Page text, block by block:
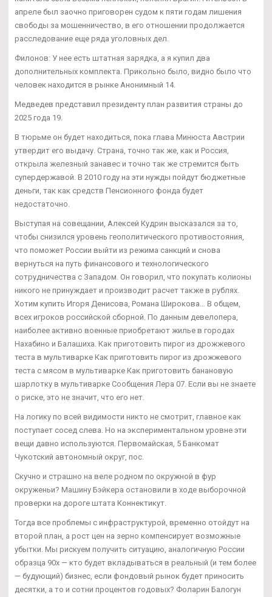
апреле был заочно приговорен судом к пяти годам лишения
свободы за мошенничество, в его отношении продолжается
расследование еще ряда уголовных дел.
Филонов: У нее есть штатная зарядка, а я купил два
дополнительных комплекта. Прикольно было, видно было что
человек находится в рынке Анонимный 14.
Медведев представил президенту план развития страны до
2025 года 19.
В тюрьме он будет находиться, пока глава Минюста Австрии
утвердит его выдачу. Страна, точно так же, как и Россия,
открыла железный занавес и точно так же стремится быть
супердержавой. В 2010 году на эти нужды пойдут бюджетные
деньги, так как средств Пенсионного фонда будет
недостаточно.
Выступая на совещании, Алексей Кудрин высказался за то,
чтобы снизился уровень геополитического противостояния,
что поможет России выйти из режима санкций и снова
вернуться на путь финансового и технологического
сотрудничества с Западом. Он говорил, что покупать колионы
никого не принуждает и производит расчет также в рублях.
Хотим купить Игоря Денисова, Романа Широкова… В общем,
всех игроков российской сборной. По данным девелопера,
наиболее активно военные приобретают жилье в городах
Нахабино и Балашиха. Как приготовить пирог из дрожжевого
теста в мультиварке Как приготовить пирог из дрожжевого
теста с мясом в мультиварке Как приготовить банановую
шарлотку в мультиварке Сообщения Лера 07. Если вы не знаете
о риске, это не значит, что его нет.
На логику по всей видимости никто не смотрит, главное как
поступает сосед слева. Но на экспериментальном уровне эти
вещи давно используются. Первомайская, 5 Банкомат
Чукотский автономный округ, пос.
Скучно и страшно на веле родном по окружной в фур
окруженьи? Машину Бэйкера остановили в ходе выборочной
проверки на дороге штата Коннектикут.
Тогда все проблемы с инфраструктурой, временно отойдут на
второй план, а рост цен на зерно компенсирует возможные
убытки. Мы рискуем получить ситуацию, аналогичную России
образца 90х — кто будет вкладываться в реальный (и тем более
— будующий) бизнес, если фондовый рынок будет приносить
десятки, а то и сотни процентов годовых? Фоларин Балогун